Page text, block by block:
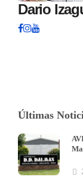
Dario
Últimas